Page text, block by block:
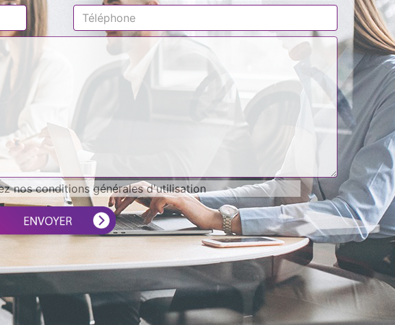
nos conditions générales d'utilisation